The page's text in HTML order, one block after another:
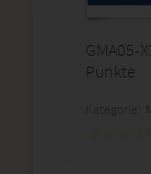
GMA05-
Punkte